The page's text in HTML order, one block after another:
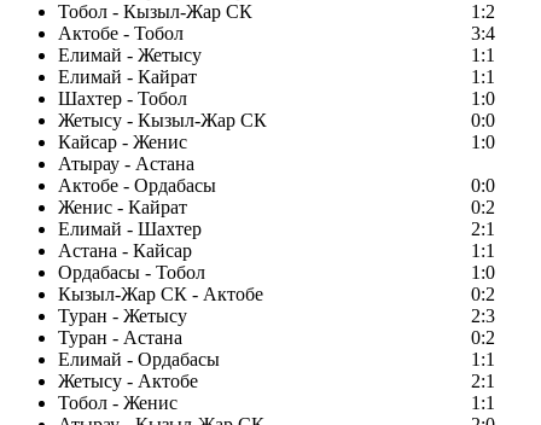
Тобол - Кызыл-Жар СК
1:2
Актобе - Тобол
3:4
Елимай - Жетысу
1:1
Елимай - Кайрат
1:1
Шахтер - Тобол
1:0
Жетысу - Кызыл-Жар СК
0:0
Кайсар - Женис
1:0
Атырау - Астана
Актобе - Ордабасы
0:0
Женис - Кайрат
0:2
Елимай - Шахтер
2:1
Астана - Кайсар
1:1
Ордабасы - Тобол
1:0
Кызыл-Жар СК - Актобе
0:2
Туран - Жетысу
2:3
Туран - Астана
0:2
Елимай - Ордабасы
1:1
Жетысу - Актобе
2:1
Тобол - Женис
1:1